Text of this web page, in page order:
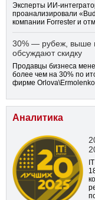
Эксперты ИИ-
проанализировали
компании Forrester и
30% — рубеж, выше
обсуждают скидку
Продавцы бизнеса
более чем на 30% по
фирме
Аналитика